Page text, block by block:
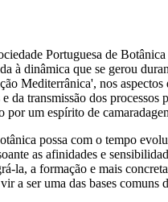
Portuguesa de
à dinâmica que se gerou
Mediterrânica', nos aspectos
da transmissão dos processos
por um espírito de
possa com o tempo
as afinidades e
la, a formação e mais
a ser uma das bases comuns